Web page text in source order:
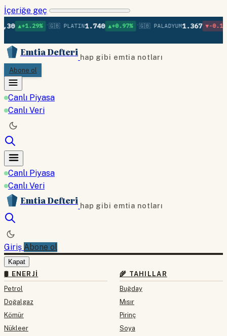
İçeriğe geç
• 🇬🇧 PLATIN1.740 ▲+0.97% • 🇬🇧 PALADYUM 1.367 ▼-0.16% • 🇬🇧
Emtia Defteri hap gibi emtia notları
Abone ol
Canlı Piyasa
Canlı Veri
Canlı Piyasa
Canlı Veri
Emtia Defteri hap gibi emtia notları
Giriş Abone ol
Kapat
🛢 ENERJI
Petrol
Doğalgaz
Kömür
Nükleer
🌾 TAHILLAR
Buğday
Mısır
Pirinç
Soya